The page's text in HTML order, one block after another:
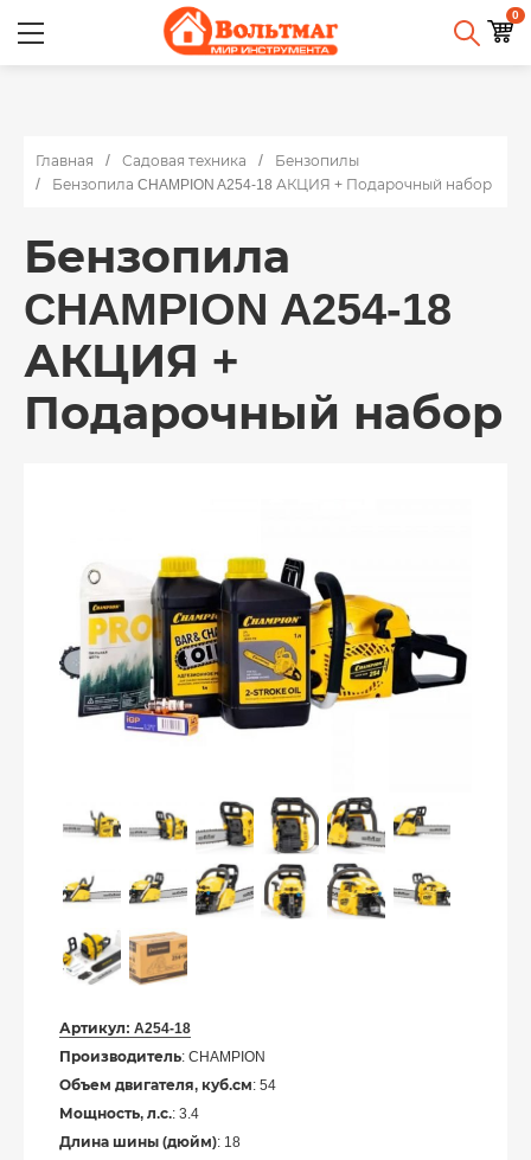
0
Главная Садовая техника
Бензопилы
Бензопила CHAMPION A254-18 АКЦИЯ + Подарочный набор
Бензопила
CHAMPION A254-18
АКЦИЯ +
Подарочный набор
Артикул: A254-18
Производитель: CHAMPION
Объем двигателя, куб.см: 54
Мощность, л.с.: 3.4
Длина шины (дюйм): 18